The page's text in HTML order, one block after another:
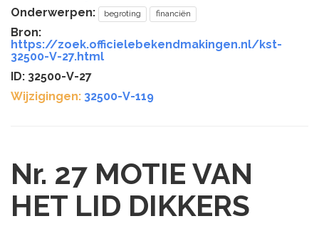
Onderwerpen:
begroting financiën
Bron:
https://zoek.officielebekendmakingen.nl/kst-
32500-V-27.html
ID: 32500-V-27
Wijzigingen: 32500-V-119
Nr. 27 MOTIE VAN
HET LID DIKKERS